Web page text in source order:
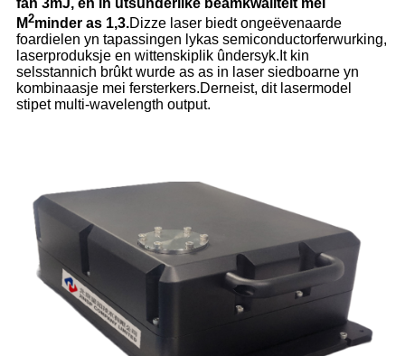
fan 3mJ, en in útsûnderlike beamkwaliteit mei
M2minder as 1,3.Dizze laser biedt ongeëvenaarde
foardielen yn tapassingen lykas semiconductorferwurking,
laserproduksje en wittenskiplik ûndersyk.It kin
selsstannich brûkt wurde as as in laser siedboarne yn
kombinaasje mei fersterkers.Derneist, dit lasermodel
stipet multi-wavelength output.